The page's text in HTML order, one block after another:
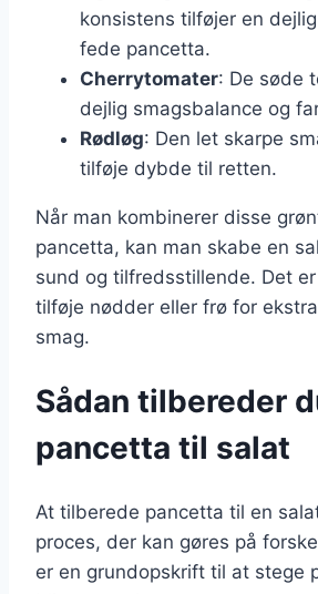
konsistens tilføjer en
fede pancetta.
Cherrytomater: De søde
dejlig smagsbalance og
Rødløg: Den let skarpe
tilføje dybde til retten.
Når man kombinerer disse
pancetta, kan man skabe en
sund og tilfredsstillende. Det
tilføje nødder eller frø for
smag.
Sådan tilbereder
pancetta til salat
At tilberede pancetta til en
proces, der kan gøres på
er en grundopskrift til at stege